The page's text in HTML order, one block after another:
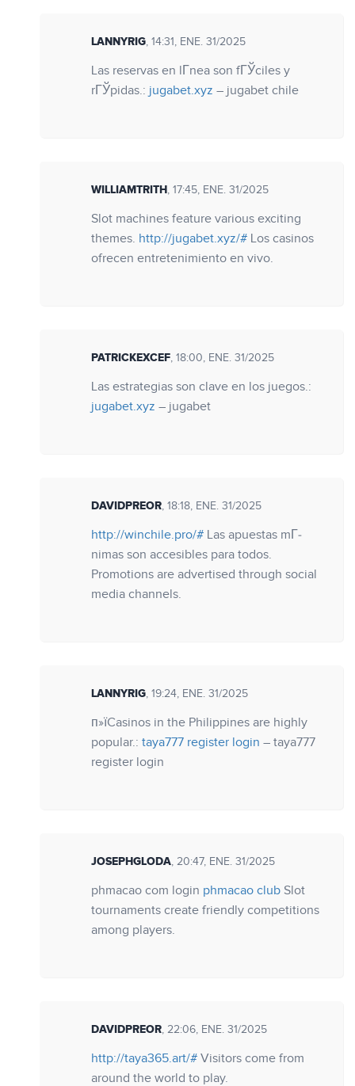
LANNYRIG, 14:31, ENE. 31/2025
Las reservas en lГ­nea son fГЎciles y
rГЎpidas.: jugabet.xyz – jugabet chile
WILLIAMTRITH, 17:45, ENE. 31/2025
Slot machines feature various exciting
themes. http://jugabet.xyz/# Los casinos
ofrecen entretenimiento en vivo.
PATRICKEXCEF, 18:00, ENE. 31/2025
Las estrategias son clave en los juegos.:
jugabet.xyz – jugabet
DAVIDPREOR, 18:18, ENE. 31/2025
http://winchile.pro/# Las apuestas mГ­
nimas son accesibles para todos.
Promotions are advertised through social
media channels.
LANNYRIG, 19:24, ENE. 31/2025
п»їCasinos in the Philippines are highly
popular.: taya777 register login – taya777
register login
JOSEPHGLODA, 20:47, ENE. 31/2025
phmacao com login phmacao club Slot
tournaments create friendly competitions
among players.
DAVIDPREOR, 22:06, ENE. 31/2025
http://taya365.art/# Visitors come from
around the world to play.